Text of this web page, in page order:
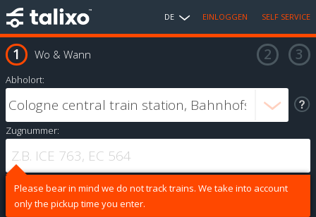
DE EINLOGGEN SELF SERVICE
Wo & Wann
Abholort:
Zugnummer:
Please bear in mind we do not track trains. We take into account
only the pickup time you enter.